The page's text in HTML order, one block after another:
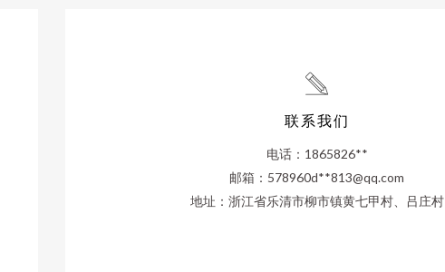
联系我们
电话：1865826**
邮箱：578960d**813@qq.com
地址：浙江省乐清市柳市镇黄七甲村、吕庄村